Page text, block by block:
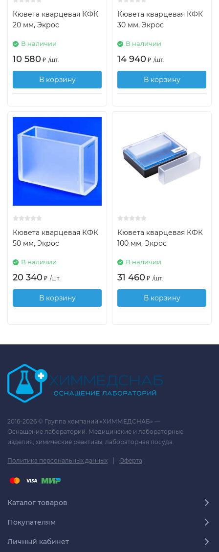
Кювета кварцевая КФК
20 мм, Экрос
В наличии
10 580 ₽ /шт.
В корзину
Кювета кварцевая КФК
30 мм, Экрос
В наличии
14 940 ₽ /шт.
В корзину
Кювета кварцевая КФК
50 мм, Экрос
В наличии
20 340 ₽ /шт.
В корзину
Кювета кварцевая КФК
100 мм, Экрос
В наличии
31 460 ₽ /шт.
В корзину
2016-2026 © Группа компаний «ХИММЕДСНАБ» —
Оснащение лабораторий. Медицинские и лабораторные
изделия, химические реактивы, лабораторная посуда.
Политика персональных данных | Оферта
Каталог товаров
Покупателям
Личный кабинет